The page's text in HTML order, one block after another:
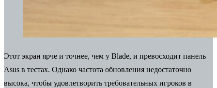
Этот экран ярче и точнее, чем у Blade, и превосходит панель
Asus в тестах. Однако частота обновления недостаточно
высока, чтобы удовлетворить требовательных игроков в